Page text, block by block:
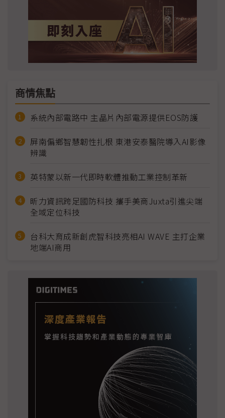
商情焦點
系統內部電路中 主晶片內部電源提供EOS防護
屏南偏鄉智慧韌性扎根 東港安泰醫院導入AI影像
辨識
英特蒙以新一代即時軟體推動工業控制革新
昕力資訊跨足國防科技 攜手美商Juxta引進尖端
全域定位科技
台科大育成新創虎智科技亮相AI WAVE 主打企業
地端AI商用